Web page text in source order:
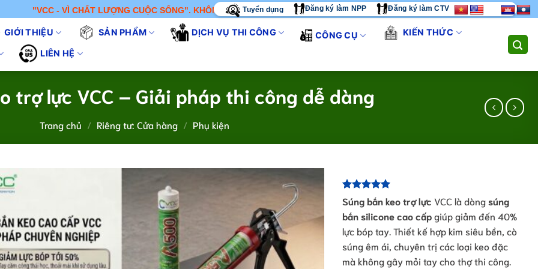
- VÌ CHẤT LƯỢNG CUỘC SỐNG". KHÔNG CHỈ BÁN SẢN PHẨM - CHÚNG TÔI CUNG CẤP GIẢI PHÁP THI CÔNG TOÀN DIỆN. LIÊN HỆ
Tuyển dụng Đăng ký làm NPP Đăng ký làm CTV
GIỚI THIỆU SẢN PHẨM DỊCH VỤ THI CÔNG CÔNG CỤ KIẾN THỨC
LIÊN HỆ
trợ lực VCC – Giải pháp thi công dễ dàng
Trang chủ / Riêng tư: Cửa hàng / Phụ kiện
5.00
trên 5
dựa trên
1
đánh giá
Súng bắn keo trợ lực VCC là dòng súng
bắn silicone cao cấpgiúp giảm đến 40%
lực bóp tay. Thiết kế hợp kim siêu bền, cò
súng êm ái, chuyên trị các loại keo đặc
mà không gây mỏi tay cho thợ thi công.